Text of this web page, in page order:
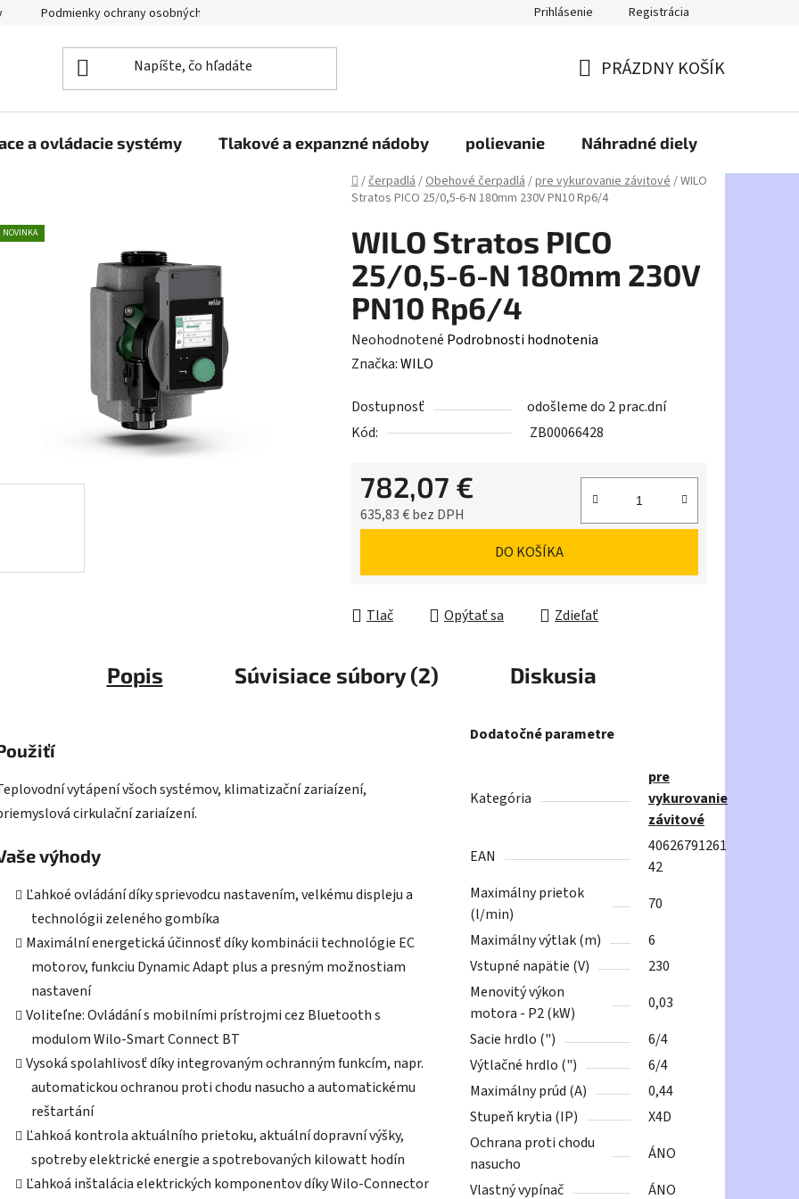
Podmienky ochrany osobných údajov Prihlásenie Registrácia
KOŠÍK
PRÁZDNY KOŠÍK
a ovládacie systémy Tlakové a expanzné nádoby polievanie Náhradné diely
Domov
/čerpadlá/Obehové čerpadlá/pre vykurovanie závitové/WILO
Stratos PICO 25/0,5-6-N 180mm 230V PN10 Rp6/4
WILO Stratos PICO
25/0,5-6-N 180mm 230V
PN10 Rp6/4
Priemerné
hodnotenie
je
0,0
hviezdičiek.
Neohodnotené Podrobnosti hodnotenia
Značka:WILO
Dostupnosť
odošleme do 2 prac.dní
Kód:
ZB00066428
782,07 €
635,83 € bez DPH
DO KOŠÍKA
Tlač Opýtať sa Zdieľať
NOVINKA
Popis Súvisiace súbory (2) Diskusia
vytápení všoch systémov, klimatizační zariaízení,
cirkulační zariaízení.
výhody
Ľahkoé ovládání díky sprievodcu nastavením, velkému displeju a
technológii zeleného gombíka
Maximální energetická účinnosť díky kombinácii technológie EC
motorov, funkciu Dynamic Adapt plus a presným možnostiam
nastavení
Voliteľne: Ovládání s mobilními prístrojmi cez Bluetooth s
modulom Wilo-Smart Connect BT
Vysoká spolahlivosť díky integrovaným ochranným funkcím, napr.
automatickou ochranou proti chodu nasucho a automatickému
reštartání
Ľahkoá kontrola aktuálního prietoku, aktuální dopravní výšky,
spotreby elektrické energie a spotrebovaných kilowatt hodín
Ľahkoá inštalácia elektrických komponentov díky Wilo-Connector
Dodatočné parametre
Kategória
pre
vykurovanie
závitové
EAN
40626791261
42
Maximálny prietok
(l/min)
70
Maximálny výtlak (m)
6
Vstupné napätie (V)
230
Menovitý výkon
motora - P2 (kW)
0,03
Sacie hrdlo (")
6/4
Výtlačné hrdlo (")
6/4
Maximálny prúd (A)
0,44
Stupeň krytia (IP)
X4D
Ochrana proti chodu
nasucho
ÁNO
Vlastný vypínač
ÁNO